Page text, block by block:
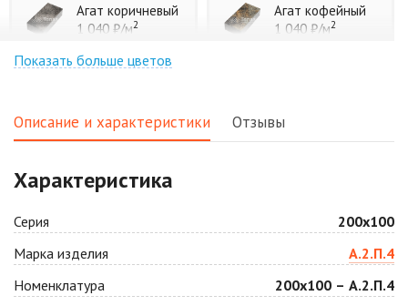
Агат коричневый
1 040 ₽/м2
Агат кофейный
1 040 ₽/м2
1 040 ₽/м2
Антрацит
1 040 ₽/м2
Арабская ночь
1 040 ₽/м2
Показать больше цветов
Описание и характеристики Отзывы
Характеристика
Серия
200х100
Марка изделия
А.2.П.4
Номенклатура
200х100 – А.2.П.4